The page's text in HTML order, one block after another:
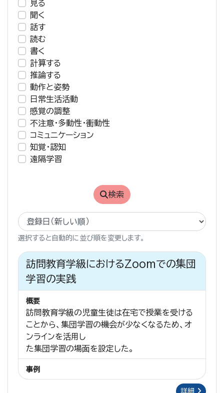
見る
聞く
話す
読む
書く
計算する
推論する
動作と姿勢
日常生活活動
感覚の調整
不注意・多動性・衝動性
コミュニケーション
知覚・認知
遠隔学習
検索
選択すると自動的に並び順を変更します。
訪問教育学級におけるZoomでの集団
学習の実践
概要
訪問教育学級の児童生徒は在宅で授業を受ける
ことから、集団学習の機会が少なくなるため、オ
ンラインを活用し
た集団学習の場面を設定した。
事例
詳細